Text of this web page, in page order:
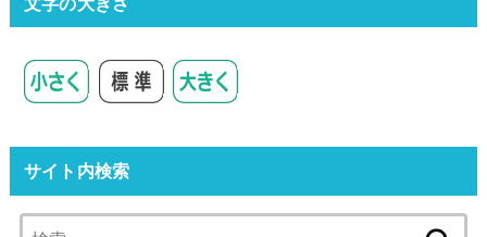
サイト内検索